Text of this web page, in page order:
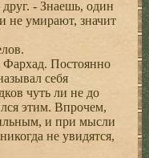
- Знаешь, один
не умирают, значит
Постоянно
себя
чуть ли не до
этим. Впрочем,
и при мысли
не увидятся,